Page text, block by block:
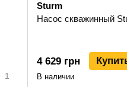
Sturm
Насос скважинный
4 629 грн
В наличии
1